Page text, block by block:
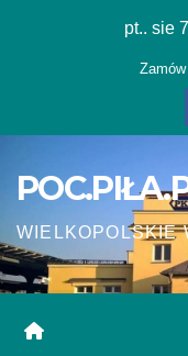
pt.. sie
Zamów
WIELKOPOLSKIE